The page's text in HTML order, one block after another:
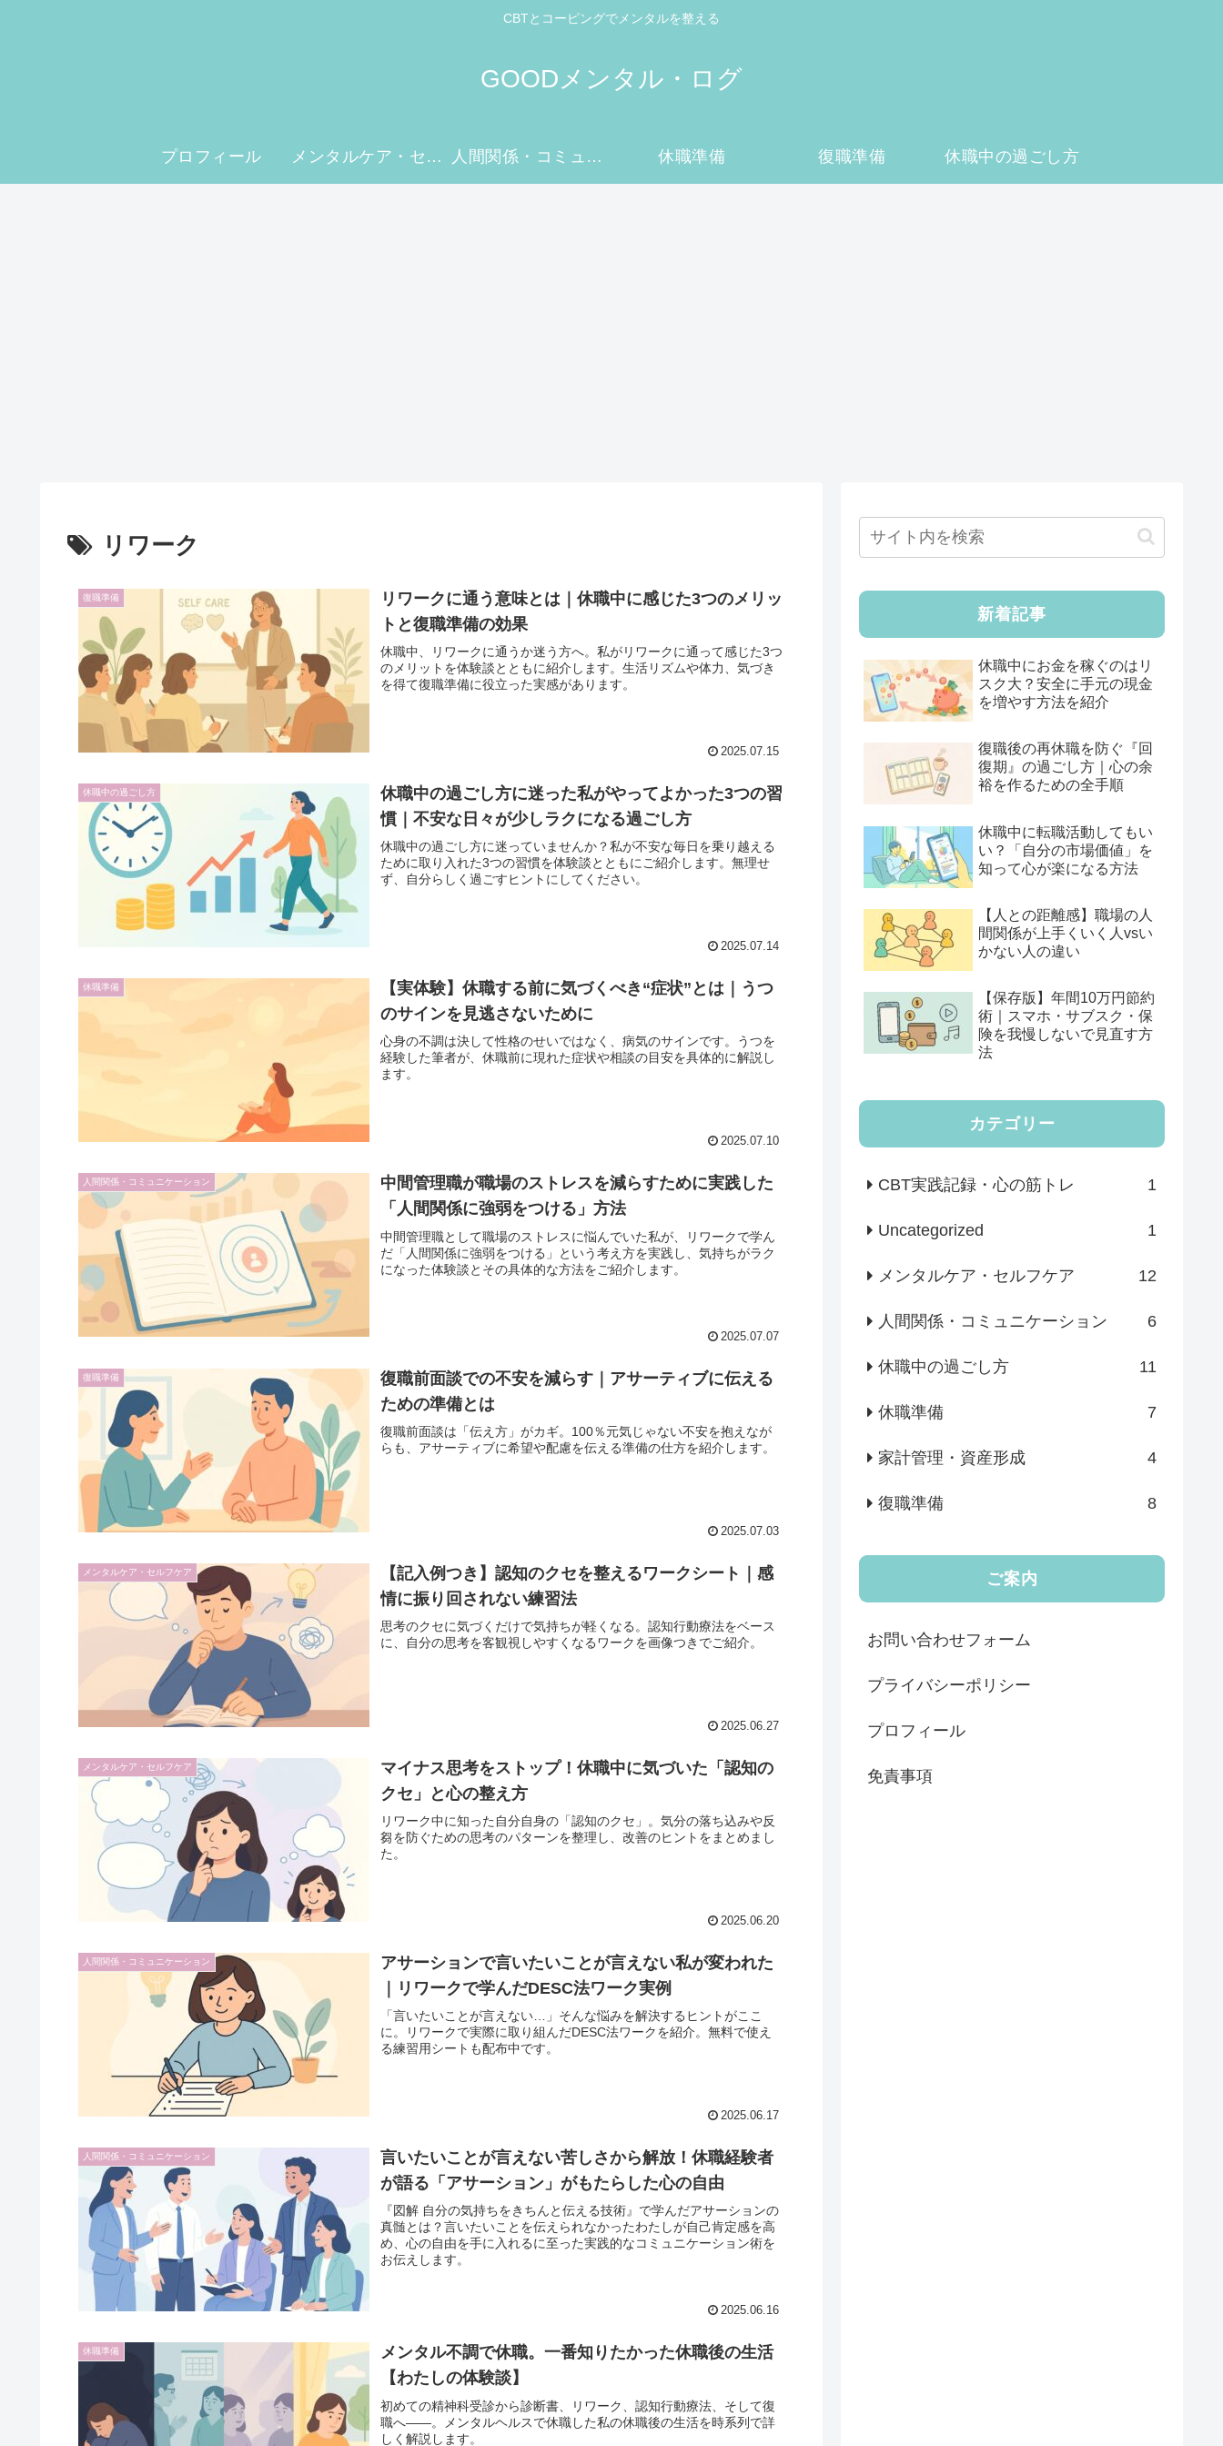
CBTとコーピングでメンタルを整える
GOODメンタル・ログ
プロフィール メンタルケア・セルフケア 人間関係・コミュニケーション 休職準備 復職準備 休職中の過ごし方
リワーク
復職準備
リワークに通う意味とは｜休職中に感じた3つのメリッ
トと復職準備の効果
休職中、リワークに通うか迷う方へ。私がリワークに通って感じた3つ
のメリットを体験談とともに紹介します。生活リズムや体力、気づき
を得て復職準備に役立った実感があります。
2025.07.15
休職中の過ごし方
休職中の過ごし方に迷った私がやってよかった3つの習
慣｜不安な日々が少しラクになる過ごし方
休職中の過ごし方に迷っていませんか？私が不安な毎日を乗り越える
ために取り入れた3つの習慣を体験談とともにご紹介します。無理せ
ず、自分らしく過ごすヒントにしてください。
2025.07.14
休職準備
【実体験】休職する前に気づくべき“症状”とは｜うつ
のサインを見逃さないために
心身の不調は決して性格のせいではなく、病気のサインです。うつを
経験した筆者が、休職前に現れた症状や相談の目安を具体的に解説し
ます。
2025.07.10
人間関係・コミュニケーション
中間管理職が職場のストレスを減らすために実践した
「人間関係に強弱をつける」方法
中間管理職として職場のストレスに悩んでいた私が、リワークで学ん
だ「人間関係に強弱をつける」という考え方を実践し、気持ちがラク
になった体験談とその具体的な方法をご紹介します。
2025.07.07
復職準備
復職前面談での不安を減らす｜アサーティブに伝える
ための準備とは
復職前面談は「伝え方」がカギ。100％元気じゃない不安を抱えなが
らも、アサーティブに希望や配慮を伝える準備の仕方を紹介します。
2025.07.03
メンタルケア・セルフケア
【記入例つき】認知のクセを整えるワークシート｜感
情に振り回されない練習法
思考のクセに気づくだけで気持ちが軽くなる。認知行動療法をベース
に、自分の思考を客観視しやすくなるワークを画像つきでご紹介。
2025.06.27
メンタルケア・セルフケア
マイナス思考をストップ！休職中に気づいた「認知の
クセ」と心の整え方
リワーク中に知った自分自身の「認知のクセ」。気分の落ち込みや反
芻を防ぐための思考のパターンを整理し、改善のヒントをまとめまし
た。
2025.06.20
人間関係・コミュニケーション
アサーションで言いたいことが言えない私が変われた
｜リワークで学んだDESC法ワーク実例
「言いたいことが言えない…」そんな悩みを解決するヒントがここ
に。リワークで実際に取り組んだDESC法ワークを紹介。無料で使え
る練習用シートも配布中です。
2025.06.17
人間関係・コミュニケーション
言いたいことが言えない苦しさから解放！休職経験者
が語る「アサーション」がもたらした心の自由
『図解 自分の気持ちをきちんと伝える技術』で学んだアサーションの
真髄とは？言いたいことを伝えられなかったわたしが自己肯定感を高
め、心の自由を手に入れるに至った実践的なコミュニケーション術を
お伝えします。
2025.06.16
休職準備
メンタル不調で休職。一番知りたかった休職後の生活
【わたしの体験談】
初めての精神科受診から診断書、リワーク、認知行動療法、そして復
職へ――。メンタルヘルスで休職した私の休職後の生活を時系列で詳
しく解説します。
新着記事
休職中にお金を稼ぐのはリ
スク大？安全に手元の現金
を増やす方法を紹介
復職後の再休職を防ぐ『回
復期』の過ごし方｜心の余
裕を作るための全手順
休職中に転職活動してもい
い？「自分の市場価値」を
知って心が楽になる方法
【人との距離感】職場の人
間関係が上手くいく人vsい
かない人の違い
【保存版】年間10万円節約
術｜スマホ・サブスク・保
険を我慢しないで見直す方
法
カテゴリー
CBT実践記録・心の筋トレ 1
Uncategorized 1
メンタルケア・セルフケア 12
人間関係・コミュニケーション 6
休職中の過ごし方 11
休職準備 7
家計管理・資産形成 4
復職準備 8
ご案内
お問い合わせフォーム
プライバシーポリシー
プロフィール
免責事項